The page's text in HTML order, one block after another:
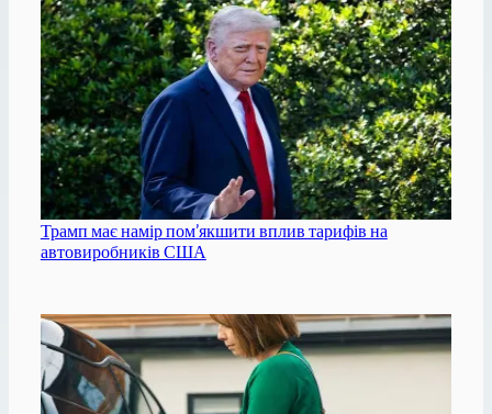
Трамп має намір пом’якшити вплив тарифів на
автовиробників США